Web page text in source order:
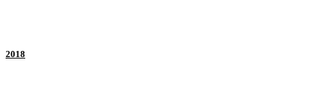
2018